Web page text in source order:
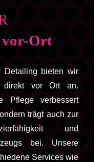
vor-Ort
Detailing bieten wir
direkt vor Ort an.
Pflege verbessert
trägt auch zur
und
bei. Unsere
Services wie